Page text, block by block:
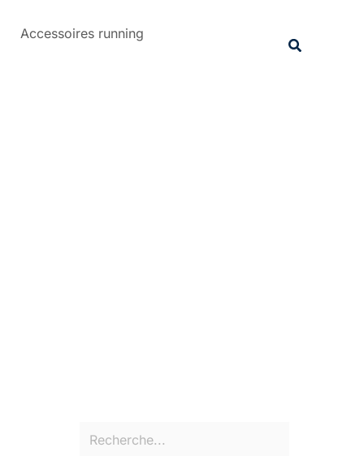
Accessoires running